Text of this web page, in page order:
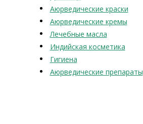
Аюрведические краски
Аюрведические кремы
Лечебные масла
Индийская косметика
Гигиена
Аюрведические препараты